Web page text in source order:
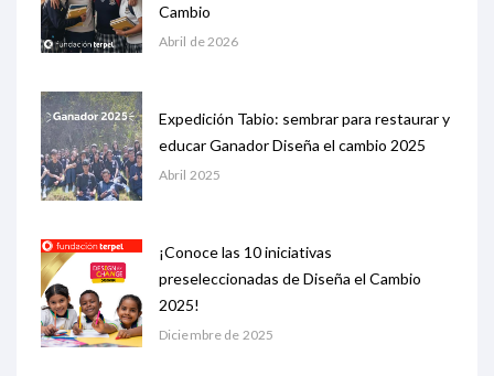
Cambio
Abril de 2026
Expedición Tabio: sembrar para restaurar y
educar Ganador Diseña el cambio 2025
Abril 2025
¡Conoce las 10 iniciativas
preseleccionadas de Diseña el Cambio
2025!
Diciembre de 2025